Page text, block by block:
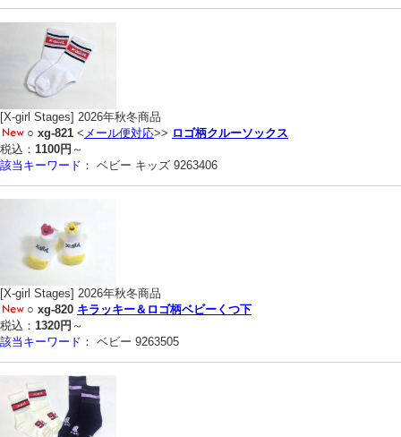
[X-girl Stages] 2026年秋冬商品
○ xg-821 < メール便対応>> ロゴ柄クルーソックス
税込： 1100円 ～
該当キーワード： ベビー キッズ 9263406
[X-girl Stages] 2026年秋冬商品
○ xg-820 キラッキー＆ロゴ柄ベビーくつ下
税込： 1320円 ～
該当キーワード： ベビー 9263505